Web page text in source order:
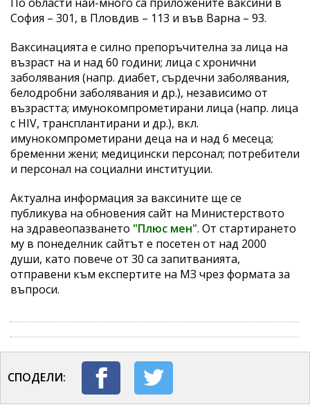
София – 301, в Пловдив – 113 и във Варна – 93.
Ваксинацията е силно препоръчителна за лица на
възраст на и над 60 години; лица с хронични
заболявания (напр. диабет, сърдечни заболявания,
белодробни заболявания и др.), независимо от
възрастта; имунокомпрометирани лица (напр. лица
с HIV, трансплантирани и др.), вкл.
имунокомпрометирани деца на и над 6 месеца;
бременни жени; медицински персонал; потребители
и персонал на социални институции.
Актуална информация за ваксините ще се
публикува на обновения сайт на Министерството
на здравеопазването "Плюс мен". От стартирането
му в понеделник сайтът е посетен от над 2000
души, като повече от 30 са запитванията,
отправени към експертите на МЗ чрез формата за
въпроси.
СПОДЕЛИ: